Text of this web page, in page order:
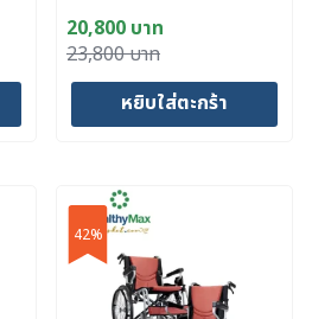
23,800บาท
Original
price
20,800 บาท
Current
price
หยิบใส่ตะกร้า
42%